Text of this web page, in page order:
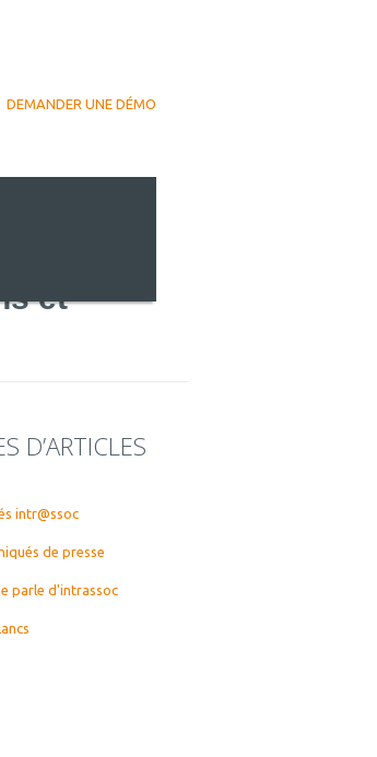
DEMANDER UNE DÉMO
et
D’ARTICLES
intr@ssoc
de presse
parle d'intrassoc